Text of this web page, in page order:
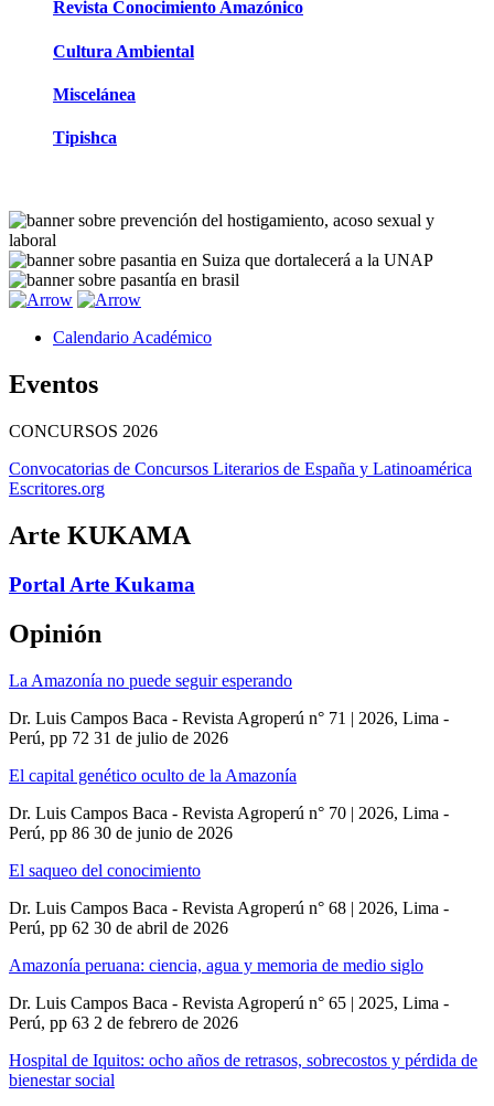
Revista Conocimiento Amazónico
Cultura Ambiental
Miscelánea
Tipishca
Calendario Académico
Eventos
CONCURSOS 2026
Convocatorias de Concursos Literarios de España y Latinoamérica
Escritores.org
Arte KUKAMA
Portal Arte Kukama
Opinión
La Amazonía no puede seguir esperando
Dr. Luis Campos Baca - Revista Agroperú n° 71 | 2026, Lima -
Perú, pp 72 31 de julio de 2026
El capital genético oculto de la Amazonía
Dr. Luis Campos Baca - Revista Agroperú n° 70 | 2026, Lima -
Perú, pp 86 30 de junio de 2026
El saqueo del conocimiento
Dr. Luis Campos Baca - Revista Agroperú n° 68 | 2026, Lima -
Perú, pp 62 30 de abril de 2026
Amazonía peruana: ciencia, agua y memoria de medio siglo
Dr. Luis Campos Baca - Revista Agroperú n° 65 | 2025, Lima -
Perú, pp 63 2 de febrero de 2026
Hospital de Iquitos: ocho años de retrasos, sobrecostos y pérdida de
bienestar social